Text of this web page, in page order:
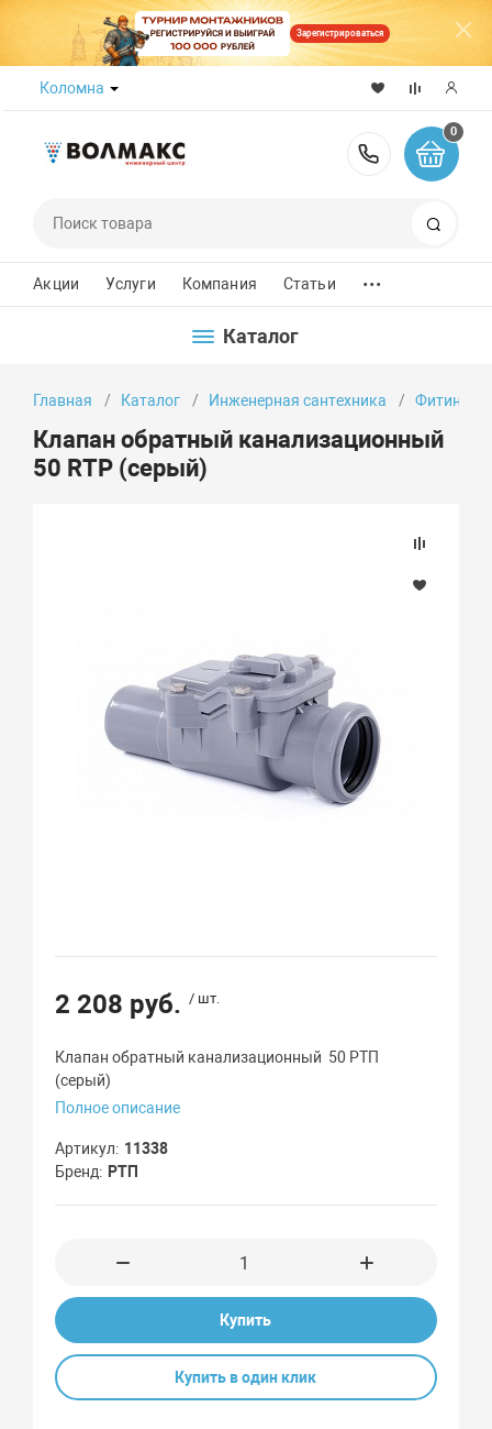
Зарегистрироваться
Коломна
8 (800)
0
Акции Услуги Компания Статьи ...
Каталог
Главная Каталог Инженерная сантехника Фитинги
Клапан обратный канализационный
50 RTP (серый)
2 208 руб. / шт.
Клапан обратный канализационный 50 РТП
(серый)
Полное описание
Артикул
11338
Бренд
РТП
Купить
Купить в один клик